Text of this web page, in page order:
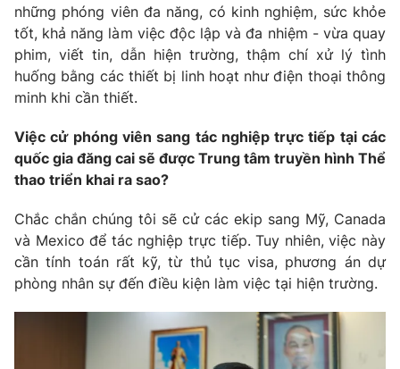
những phóng viên đa năng, có kinh nghiệm, sức khỏe
tốt, khả năng làm việc độc lập và đa nhiệm - vừa quay
phim, viết tin, dẫn hiện trường, thậm chí xử lý tình
huống bằng các thiết bị linh hoạt như điện thoại thông
minh khi cần thiết.
Việc cử phóng viên sang tác nghiệp trực tiếp tại các
quốc gia đăng cai sẽ được Trung tâm truyền hình Thể
thao triển khai ra sao?
Chắc chắn chúng tôi sẽ cử các ekip sang Mỹ, Canada
và Mexico để tác nghiệp trực tiếp. Tuy nhiên, việc này
cần tính toán rất kỹ, từ thủ tục visa, phương án dự
phòng nhân sự đến điều kiện làm việc tại hiện trường.